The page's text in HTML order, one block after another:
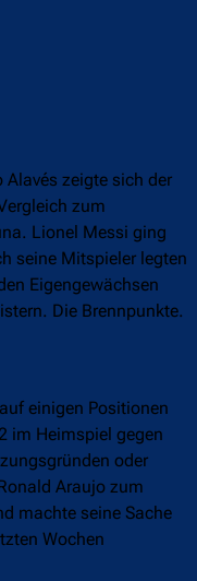
zeigte sich der
zum
Lionel Messi ging
seine Mitspieler legten
Eigengewächsen
Die Brennpunkte.
einigen Positionen
im Heimspiel gegen
oder
Araujo zum
machte seine Sache
Wochen